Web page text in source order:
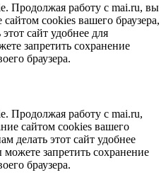
Продолжая работу с mai.ru, вы
cookies вашего браузера,
сайт удобнее для
запретить сохранение
браузера.
Продолжая работу с mai.ru,
сайтом cookies вашего
делать этот сайт удобнее
запретить сохранение
браузера.